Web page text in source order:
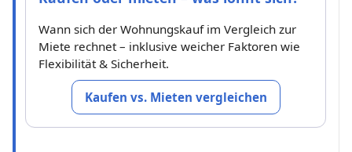
Wann sich der Wohnungskauf im Vergleich zur
Miete rechnet – inklusive weicher Faktoren wie
Flexibilität & Sicherheit.
Kaufen vs. Mieten vergleichen